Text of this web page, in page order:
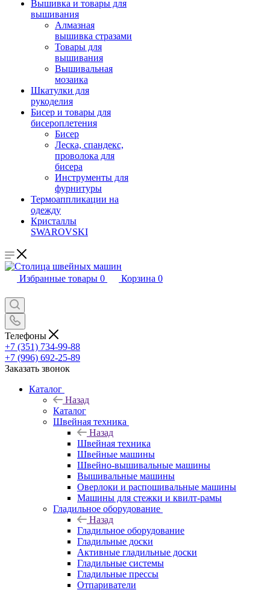
Вышивка и товары для
вышивания
Алмазная
вышивка стразами
Товары для
вышивания
Вышивальная
мозаика
Шкатулки для
рукоделия
Бисер и товары для
бисероплетения
Бисер
Леска, спандекс,
проволока для
бисера
Инструменты для
фурнитуры
Термоаппликации на
одежду
Кристаллы
SWAROVSKI
Избранные товары 0 Корзина 0
Телефоны
+7 (351) 734-99-88
+7 (996) 692-25-89
Заказать звонок
Каталог
Назад
Каталог
Швейная техника
Назад
Швейная техника
Швейные машины
Швейно-вышивальные машины
Вышивальные машины
Оверлоки и распошивальные машины
Машины для стежки и квилт-рамы
Гладильное оборудование
Назад
Гладильное оборудование
Гладильные доски
Активные гладильные доски
Гладильные системы
Гладильные прессы
Отпариватели